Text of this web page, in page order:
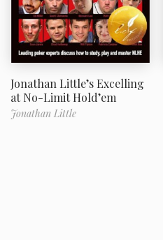
Jonathan Little’s Excelling
at No-Limit Hold’em
Jonathan Little